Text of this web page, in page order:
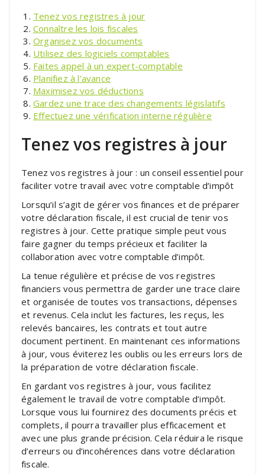
Tenez vos registres à jour
Connaître les lois fiscales
Organisez vos documents
Utilisez des logiciels comptables
Faites appel à un expert-comptable
Planifiez à l’avance
Maximisez vos déductions
Gardez une trace des changements législatifs
Effectuez une vérification interne régulière
Tenez vos registres à jour
Tenez vos registres à jour : un conseil essentiel pour
faciliter votre travail avec votre comptable d’impôt
Lorsqu’il s’agit de gérer vos finances et de préparer
votre déclaration fiscale, il est crucial de tenir vos
registres à jour. Cette pratique simple peut vous
faire gagner du temps précieux et faciliter la
collaboration avec votre comptable d’impôt.
La tenue régulière et précise de vos registres
financiers vous permettra de garder une trace claire
et organisée de toutes vos transactions, dépenses
et revenus. Cela inclut les factures, les reçus, les
relevés bancaires, les contrats et tout autre
document pertinent. En maintenant ces informations
à jour, vous éviterez les oublis ou les erreurs lors de
la préparation de votre déclaration fiscale.
En gardant vos registres à jour, vous facilitez
également le travail de votre comptable d’impôt.
Lorsque vous lui fournirez des documents précis et
complets, il pourra travailler plus efficacement et
avec une plus grande précision. Cela réduira le risque
d’erreurs ou d’incohérences dans votre déclaration
fiscale.